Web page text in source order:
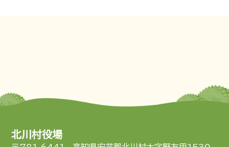
北川村役場